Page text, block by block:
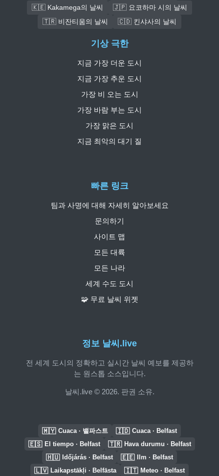
🇰🇪 Kakamega의 날씨
🇯🇵 요코하마 시의 날씨
🇹🇷 비잔티움의 날씨
🇨🇩 킨샤사의 날씨
정보 날씨.live
전 세계 도시의 정확하고 실시간 날씨 예보를 제공하
는 원스톱 소스입니다.
날씨.live © 2026. 판권 소유.
빠른 링크
팀과 사명에 대해 자세히 알아보세요
문의하기
사이트 맵
모든 대륙
모든 나라
세계 수도 도시
🧩 무료 날씨 위젯
기상 극한
지금 가장 더운 도시
지금 가장 추운 도시
가장 비 오는 도시
가장 바람 부는 도시
가장 맑은 도시
지금 최악의 대기 질
🇲🇾 Cuaca · 밸파스트 🇮🇩 Cuaca · Belfast
🇪🇸 El tiempo · Belfast 🇹🇷 Hava durumu · Belfast
🇭🇺 Időjárás · Belfast 🇪🇪 Ilm · Belfast
🇱🇻 Laikapstākļi · Belfāsta 🇮🇹 Meteo · Belfast